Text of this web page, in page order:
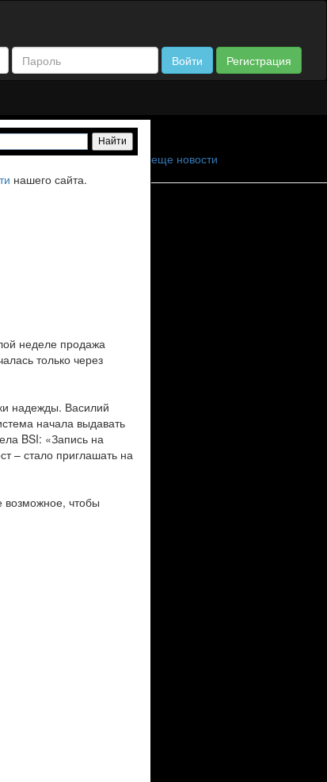
Войти Регистрация
нашего сайта.
неделе продажа
только через
надежды. Василий
начала выдавать
BSI: «Запись на
– стало приглашать на
возможное, чтобы
еще новости